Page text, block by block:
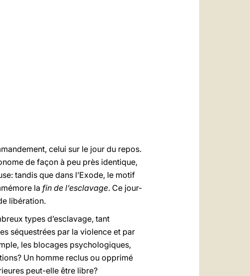
celui sur le jour du repos.
de façon à peu près identique,
tandis que dans l’Exode, le motif
la fin de l’esclavage. Ce jour-
libération.
types d’esclavage, tant
séquestrées par la violence et par
les blocages psychologiques,
Un homme reclus ou opprimé
peut-elle être libre?